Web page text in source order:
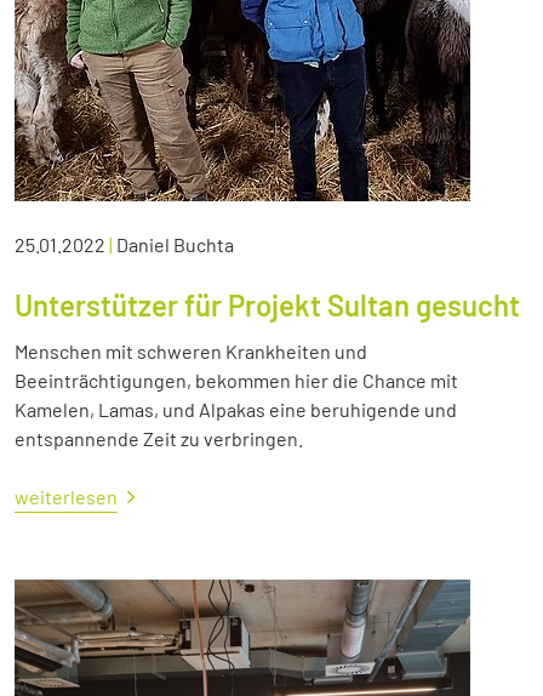
25.01.2022 | Daniel Buchta
Unterstützer für Projekt Sultan gesucht
Menschen mit schweren Krankheiten und
Beeinträchtigungen, bekommen hier die Chance mit
Kamelen, Lamas, und Alpakas eine beruhigende und
entspannende Zeit zu verbringen.
weiterlesen